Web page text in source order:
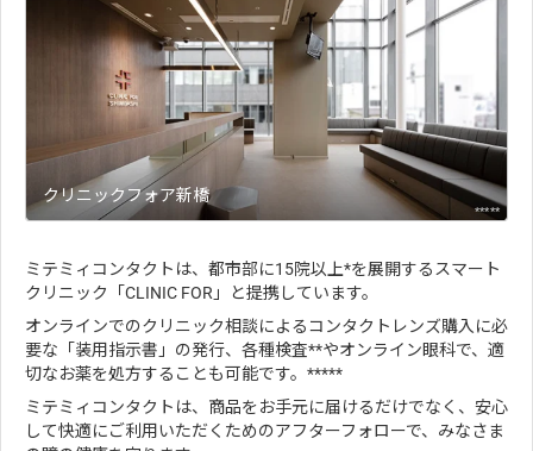
クリニックフォア新橋
*****
ミテミィコンタクトは、都市部に15院以上*を展開するスマート
クリニック「CLINIC FOR」と提携しています。
オンラインでのクリニック相談によるコンタクトレンズ購入に必
要な「装用指示書」の発行、各種検査**やオンライン眼科で、適
切なお薬を処方することも可能です。*****
ミテミィコンタクトは、商品をお手元に届けるだけでなく、安心
して快適にご利用いただくためのアフターフォローで、みなさま